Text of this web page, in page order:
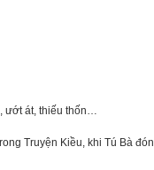
ướt át, thiếu thốn…
Truyện Kiều, khi Tú Bà đón